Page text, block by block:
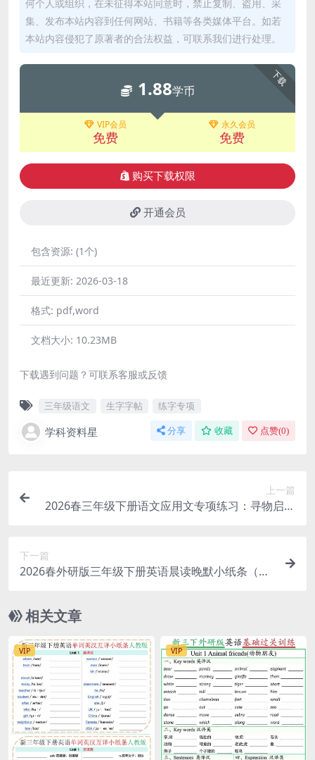
何个人或组织，在未征得本站同意时，禁止复制、盗用、采
集、发布本站内容到任何网站、书籍等各类媒体平台。如若
本站内容侵犯了原著者的合法权益，可联系我们进行处理。
下载
1.88学币
VIP会员
免费
永久会员
免费
购买下载权限
开通会员
包含资源: (1个)
最近更新: 2026-03-18
格式: pdf,word
文档大小: 10.23MB
下载遇到问题？可联系客服或反馈
三年级语文 生字字帖 练字专项
学科资料星 分享 收藏 点赞(0)
上一篇
2026春三年级下册语文应用文专项练习：寻物启事
下一篇
2026春外研版三年级下册英语晨读晚默小纸条（全
相关文章
VIP VIP